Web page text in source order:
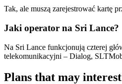
Tak, ale muszą zarejestrować kartę
Jaki operator na Sri Lance?
Na Sri Lance funkcjonują czterej
telekomunikacyjni – Dialog,
Plans that may